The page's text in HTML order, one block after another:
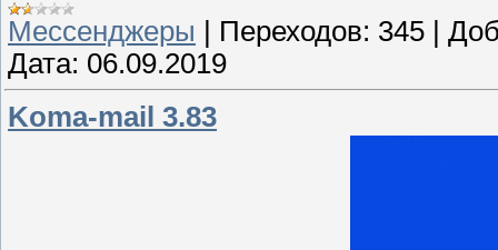
Мессенджеры
Переходов: 345
Дата: 06.09.2019
Koma-mail 3.83